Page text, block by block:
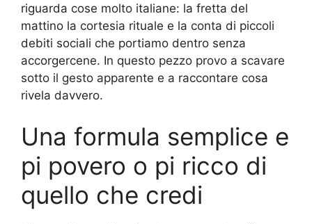
riguarda cose molto italiane: la fretta del
mattino la cortesia rituale e la conta di piccoli
debiti sociali che portiamo dentro senza
accorgercene. In questo pezzo provo a scavare
sotto il gesto apparente e a raccontare cosa
rivela davvero.
Una formula semplice e
pi povero o pi ricco di
quello che credi